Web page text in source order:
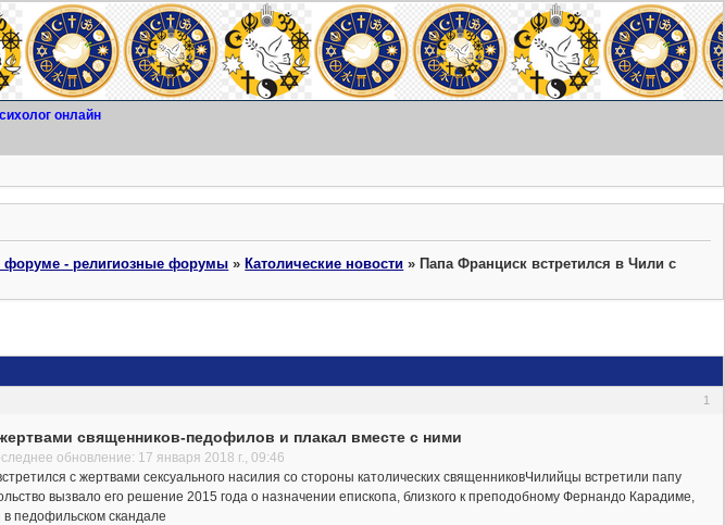
онлайн
форуме - религиозные форумы »Католические новости »Папа Франциск встретился в Чили с
1
священников-педофилов и плакал вместе с ними
обновление: 17 января 2018 г., 09:46
с жертвами сексуального насилия со стороны католических священниковЧилийцы встретили папу
вызвало его решение 2015 года о назначении епископа, близкого к преподобному Фернандо Карадиме,
педофильском скандале